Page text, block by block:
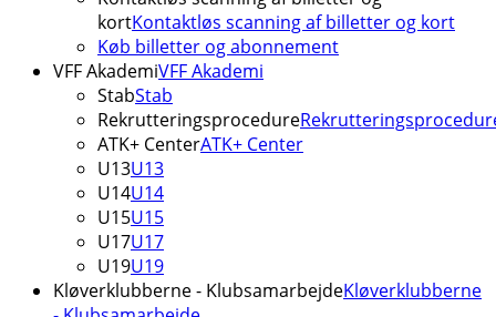
kortKontaktløs scanning af billetter og kort
Køb billetter og abonnement
VFF AkademiVFF Akademi
StabStab
Rekrutteringsprocedure
ATK+ CenterATK+ Center
U13U13
U14U14
U15U15
U17U17
U19U19
Kløverklubberne - KlubsamarbejdeKløverklubberne